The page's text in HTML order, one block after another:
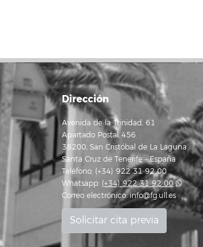
Dirección
Avenida de la Trinidad, 61
Apartado Postal 456
38200, San Cristóbal de La Laguna
Santa Cruz de Tenerife - España
Teléfono: (+34) 922 31 92 00
Whatsapp: (+34) 922 31 92 00
Correo electrónico:info@fg.ull.es
Solicitar cita previa